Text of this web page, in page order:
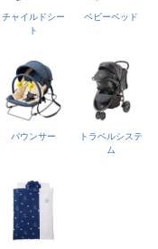
チャイルドシー
ト
ベビーベッド
バウンサー
トラベルシステ
ム